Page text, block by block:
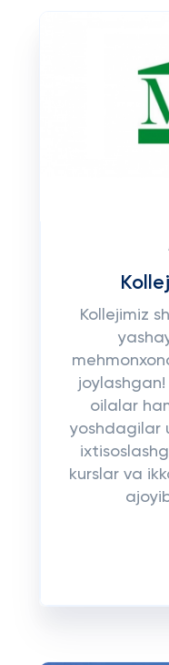
Kollejimiz
oilalar
yoshdagilar
kurslar va